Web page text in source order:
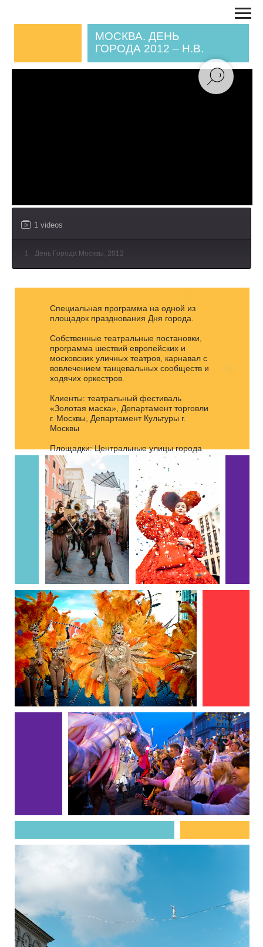
МОСКВА. ДЕНЬ
ГОРОДА 2012 – Н.В.
Специальная программа на одной из
площадок празднования Дня города.
Собственные театральные постановки,
программа шествий европейских и
вовлечением танцевальных сообществ и
Клиенты: театральный фестиваль
г. Москвы, Департамент Культуры г.
Москвы
Площадки: Центральные улицы города
1 videos
1 День Города Москвы, 2012
Специальная программа на одной из
площадок празднования Дня города.
Собственные театральные постановки,
программа шествий европейских и
московских уличных театров, карнавал с
вовлечением танцевальных сообществ и
ходячих оркестров.
Клиенты: театральный фестиваль
«Золотая маска», Департамент торговли
г. Москвы, Департамент Культуры г.
Москвы
Площадки: Центральные улицы города